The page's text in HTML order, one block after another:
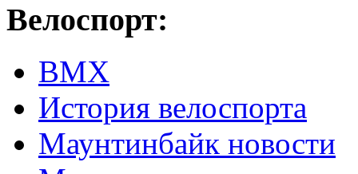
Велоспорт:
ВМХ
История велоспорта
Маунтинбайк новости